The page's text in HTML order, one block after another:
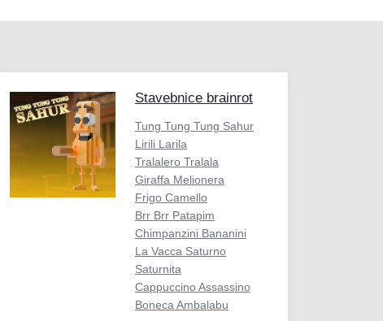
Stavebnice brainrot
Tung Tung Tung Sahur
Lirili Larila
Tralalero Tralala
Giraffa Melionera
Frigo Camello
Brr Brr Patapim
Chimpanzini Bananini
La Vacca Saturno
Saturnita
Cappuccino Assassino
Boneca Ambalabu